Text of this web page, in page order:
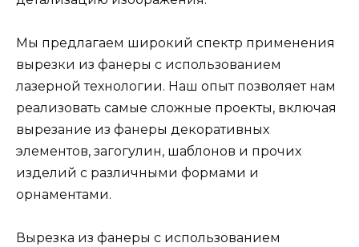
Мы предлагаем широкий спектр применения
вырезки из фанеры с использованием
лазерной технологии. Наш опыт позволяет нам
реализовать самые сложные проекты, включая
вырезание из фанеры декоративных
элементов, загогулин, шаблонов и прочих
изделий с различными формами и
орнаментами.
Вырезка из фанеры с использованием